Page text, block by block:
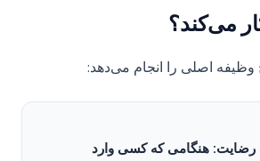
رضایت: هنگامی که کسی وارد